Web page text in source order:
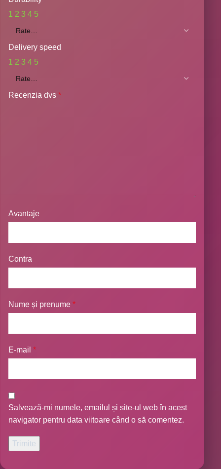
1 2 3 4 5
Delivery speed
1 2 3 4 5
Recenzia dvs*
Avantaje
Contra
Nume și prenume*
E-mail*
Salvează-mi numele, emailul și site-ul web în acest
navigator pentru data viitoare când o să comentez.